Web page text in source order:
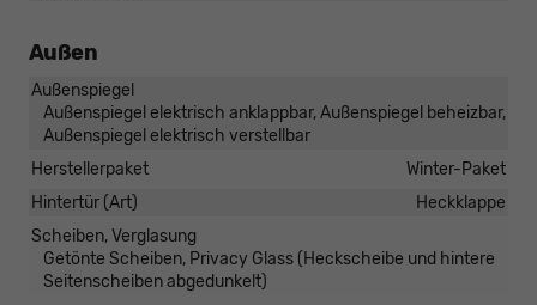
Außen
Außenspiegel
Außenspiegel elektrisch anklappbar, Außenspiegel beheizbar,
Außenspiegel elektrisch verstellbar
Herstellerpaket
Winter-Paket
Hintertür (Art)
Heckklappe
Scheiben, Verglasung
Getönte Scheiben, Privacy Glass (Heckscheibe und hintere
Seitenscheiben abgedunkelt)